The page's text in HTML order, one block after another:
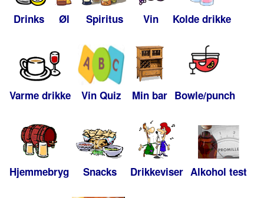
Drinks Øl Spiritus Vin Kolde drikke
Varme drikke Vin Quiz Min bar Bowle/punch
Hjemmebryg Snacks Drikkeviser Alkohol test